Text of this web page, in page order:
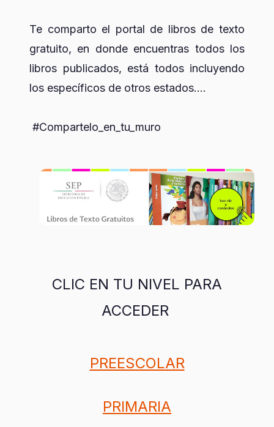
Te comparto el portal de libros de texto
gratuito, en donde encuentras todos los
libros publicados, está todos incluyendo
los específicos de otros estados....
#Compartelo_en_tu_muro
CLIC EN TU NIVEL PARA
ACCEDER
PREESCOLAR
PRIMARIA